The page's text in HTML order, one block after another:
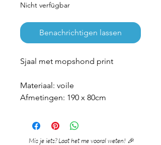
Nicht verfügbar
Benachrichtigen lassen
Sjaal met mopshond print
Materiaal: voile
Afmetingen: 190 x 80cm
Mis je iets? Laat het me vooral weten! 🎉